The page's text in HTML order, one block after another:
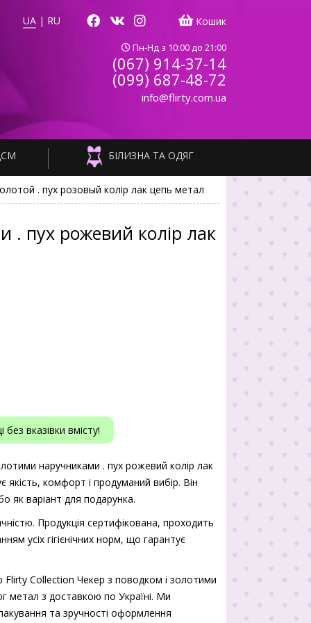
UA | RU Кошик
Пн-Нд з 10:00 до 21:00
(067) 914-37-14
(099) 687-48-72
info@flirty.com.ua
БІЛИЗНА ТА ОДЯГ
. пух розовый колір лак цепь метал
. пух рожевий колір лак
вказівки вмісту!
наручниками . пух рожевий колір лак
комфорт і продуманий вибір. Він
як варіант для подарунка.
Продукція сертифікована, проходить
усіх гігієнічних норм, що гарантує
Collection Чекер з поводком і золотими
метал з доставкою по Україні. Ми
та зручності оформлення